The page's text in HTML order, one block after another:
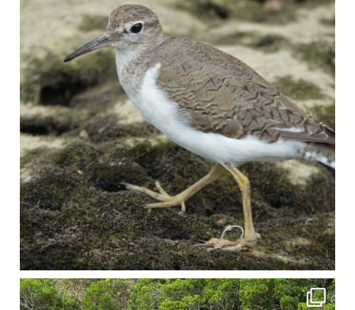
4月に入り、新人教育の為カヤックから落ちた際の救助の実技練習の風景です。 一人前の